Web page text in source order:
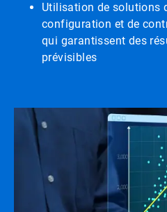
Utilisation de solutions
configuration et de
qui garantissent des
prévisibles